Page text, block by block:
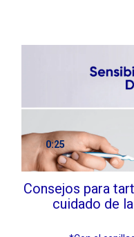
0:25
Consejos para
cuidado de